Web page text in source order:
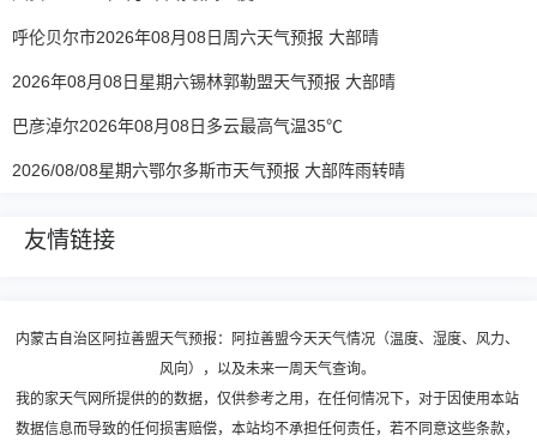
呼伦贝尔市2026年08月08日周六天气预报 大部晴
2026年08月08日星期六锡林郭勒盟天气预报 大部晴
巴彦淖尔2026年08月08日多云最高气温35℃
2026/08/08星期六鄂尔多斯市天气预报 大部阵雨转晴
友情链接
内蒙古自治区阿拉善盟天气预报：阿拉善盟今天天气情况（温度、湿度、风力、
风向），以及未来一周天气查询。
我的家天气网所提供的的数据，仅供参考之用，在任何情况下，对于因使用本站
数据信息而导致的任何损害赔偿，本站均不承担任何责任，若不同意这些条款，